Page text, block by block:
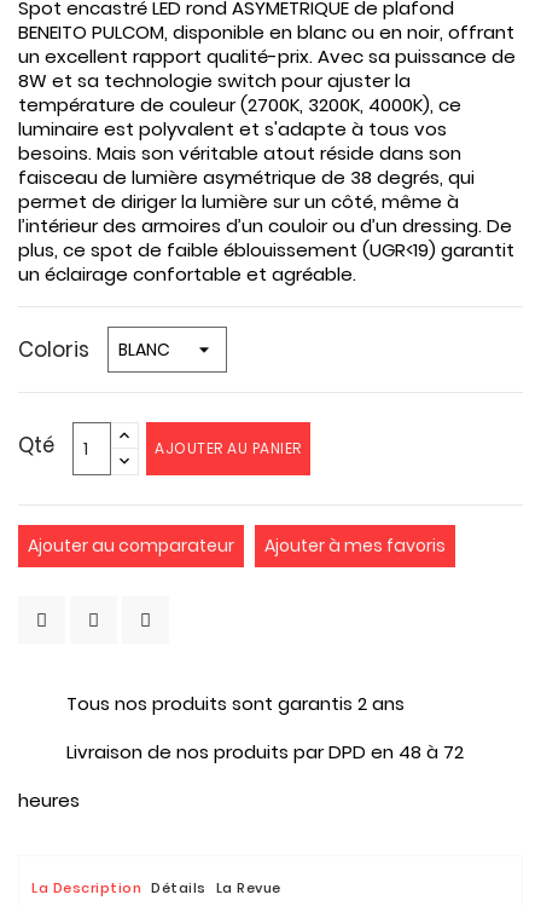
Spot encastré LED rond ASYMETRIQUE de plafond
BENEITO PULCOM, disponible en blanc ou en noir, offrant
un excellent rapport qualité-prix. Avec sa puissance de
8W et sa technologie switch pour ajuster la
température de couleur (2700K, 3200K, 4000K), ce
luminaire est polyvalent et s'adapte à tous vos
besoins. Mais son véritable atout réside dans son
faisceau de lumière asymétrique de 38 degrés, qui
permet de diriger la lumière sur un côté, même à
l’intérieur des armoires d’un couloir ou d’un dressing. De
plus, ce spot de faible éblouissement (UGR<19) garantit
un éclairage confortable et agréable.
Coloris
Qté AJOUTER AU PANIER
Ajouter au comparateur Ajouter à mes favoris
Tous nos produits sont garantis 2 ans
Livraison de nos produits par DPD en 48 à 72
heures
La Description Détails La Revue